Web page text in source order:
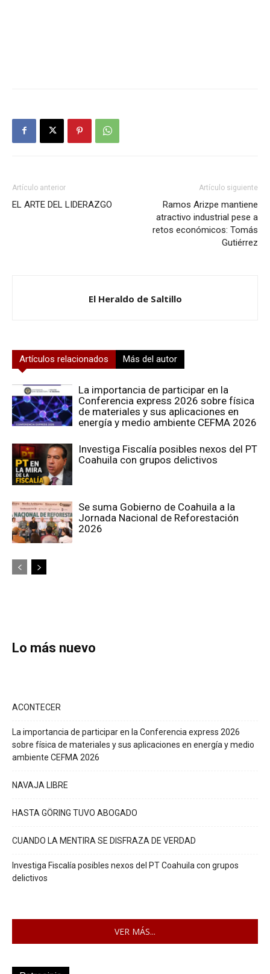
Artículo anterior
EL ARTE DEL LIDERAZGO
Artículo siguiente
Ramos Arizpe mantiene
atractivo industrial pese a
retos económicos: Tomás
Gutiérrez
El Heraldo de Saltillo
Artículos relacionados Más del autor
La importancia de participar en la
Conferencia express 2026 sobre física
de materiales y sus aplicaciones en
energía y medio ambiente CEFMA 2026
Investiga Fiscalía posibles nexos del PT
Coahuila con grupos delictivos
Se suma Gobierno de Coahuila a la
Jornada Nacional de Reforestación
2026
Lo más nuevo
ACONTECER
La importancia de participar en la Conferencia express 2026
sobre física de materiales y sus aplicaciones en energía y medio
ambiente CEFMA 2026
NAVAJA LIBRE
HASTA GÖRING TUVO ABOGADO
CUANDO LA MENTIRA SE DISFRAZA DE VERDAD
Investiga Fiscalía posibles nexos del PT Coahuila con grupos
delictivos
VER MÁS...